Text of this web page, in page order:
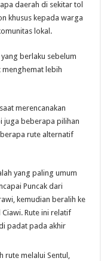
daerah di sekitar tol
khusus kepada warga
lokal.
berlaku sebelum
menghemat lebih
merencanakan
juga beberapa pilihan
rute alternatif
yang paling umum
Puncak dari
kemudian beralih ke
Rute ini relatif
padat pada akhir
rute melalui Sentul,